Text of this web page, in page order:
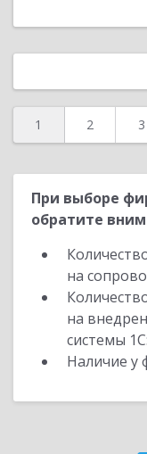
1 2 3
При выборе
обратите
на
на
системы
Наличие у